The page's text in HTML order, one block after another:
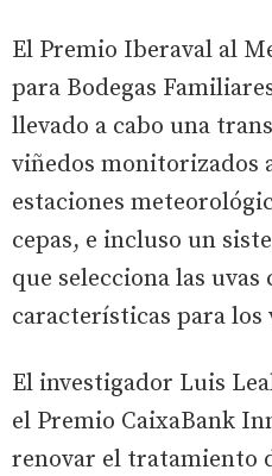
El Premio Iberaval al
para Bodegas
llevado a cabo una
viñedos monitorizados
estaciones
cepas, e incluso un
que selecciona las uvas
características para los
El investigador Luis
el Premio CaixaBank
renovar el tratamiento